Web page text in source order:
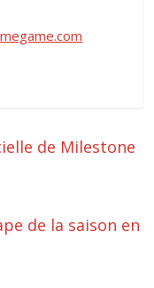
de Milestone
de la saison en